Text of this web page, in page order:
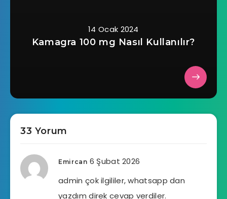
14 Ocak 2024
Kamagra 100 mg Nasıl Kullanılır?
33 Yorum
Emircan 6 Şubat 2026
admin çok ilgililer, whatsapp dan
yazdım direk cevap verdiler.